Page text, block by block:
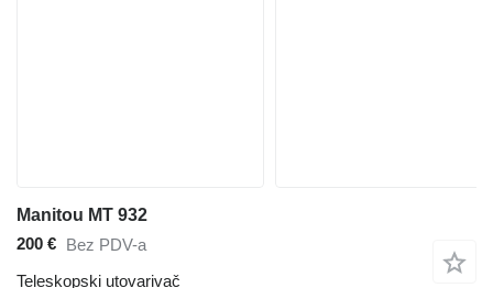
Manitou MT 932
200 € Bez PDV-a
Teleskopski utovarivač